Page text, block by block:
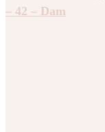
– 42 – Dam